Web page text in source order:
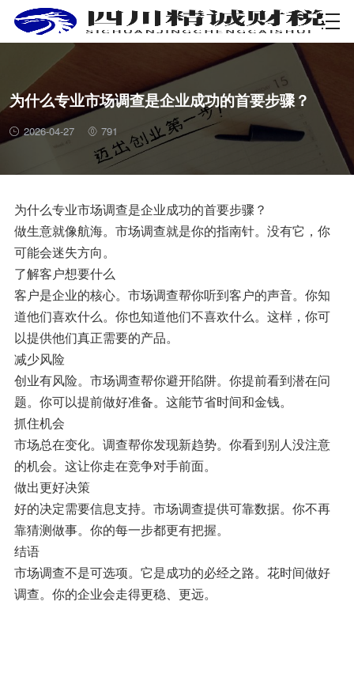
资质许可
为什么专业市场调查是企业成功的首要步骤？
2026-04-27 791
为什么专业市场调查是企业成功的首要步骤？
做生意就像航海。市场调查就是你的指南针。没有它，你
可能会迷失方向。
了解客户想要什么
客户是企业的核心。市场调查帮你听到客户的声音。你知
道他们喜欢什么。你也知道他们不喜欢什么。这样，你可
以提供他们真正需要的产品。
减少风险
创业有风险。市场调查帮你避开陷阱。你提前看到潜在问
题。你可以提前做好准备。这能节省时间和金钱。
抓住机会
市场总在变化。调查帮你发现新趋势。你看到别人没注意
的机会。这让你走在竞争对手前面。
做出更好决策
好的决定需要信息支持。市场调查提供可靠数据。你不再
靠猜测做事。你的每一步都更有把握。
结语
市场调查不是可选项。它是成功的必经之路。花时间做好
调查。你的企业会走得更稳、更远。